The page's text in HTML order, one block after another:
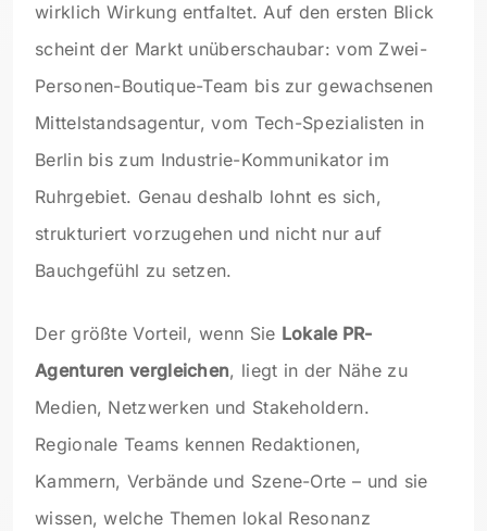
wirklich Wirkung entfaltet. Auf den ersten Blick
scheint der Markt unüberschaubar: vom Zwei-
Personen-Boutique-Team bis zur gewachsenen
Mittelstandsagentur, vom Tech-Spezialisten in
Berlin bis zum Industrie-Kommunikator im
Ruhrgebiet. Genau deshalb lohnt es sich,
strukturiert vorzugehen und nicht nur auf
Bauchgefühl zu setzen.
Der größte Vorteil, wenn Sie Lokale PR-
Agenturen vergleichen, liegt in der Nähe zu
Medien, Netzwerken und Stakeholdern.
Regionale Teams kennen Redaktionen,
Kammern, Verbände und Szene-Orte – und sie
wissen, welche Themen lokal Resonanz